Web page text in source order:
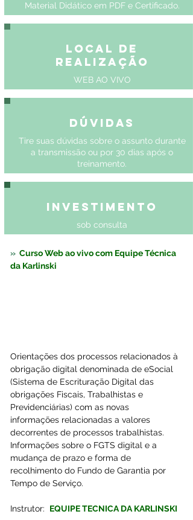
Material Didático em PDF e Certificado.
Local de
Realização
WEB AO VIVO
Dúvidas
Tire suas dúvidas sobre o assunto durante
a transmissão ou por 30 dias após o
treinamento.
Investimento
sob consulta
» Curso Web ao vivo com Equipe Técnica
da Karlinski
Orientações dos processos relacionados à
obrigação digital denominada de eSocial
(Sistema de Escrituração Digital das
obrigações Fiscais, Trabalhistas e
Previdenciárias) com as novas
informações relacionadas a valores
decorrentes de processos trabalhistas.
Informações sobre o FGTS digital e a
mudança de prazo e forma de
recolhimento do Fundo de Garantia por
Tempo de Serviço.
Instrutor: EQUIPE TECNICA DA KARLINSKI